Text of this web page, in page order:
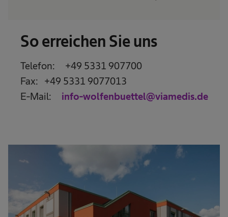
So erreichen Sie uns​
Telefon: +49 5331 907700
Fax: +49 5331 9077013
E-Mail: info-wolfenbuettel@viamedis.de